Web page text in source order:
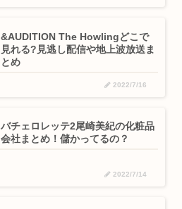
&AUDITION The Howlingどこで
見れる?見逃し配信や地上波放送ま
とめ
2022/7/16
バチェロレッテ2尾崎美紀の化粧品
会社まとめ！儲かってるの？
2022/7/14